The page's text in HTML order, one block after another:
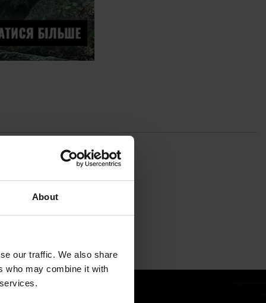
About
our traffic. We also share
who may combine it with